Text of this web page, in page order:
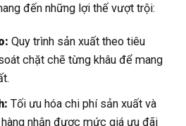
đến những lợi thế vượt trội:
Quy trình sản xuất theo tiêu
chặt chẽ từng khâu để mang
Tối ưu hóa chi phí sản xuất và
nhận được mức giá ưu đãi